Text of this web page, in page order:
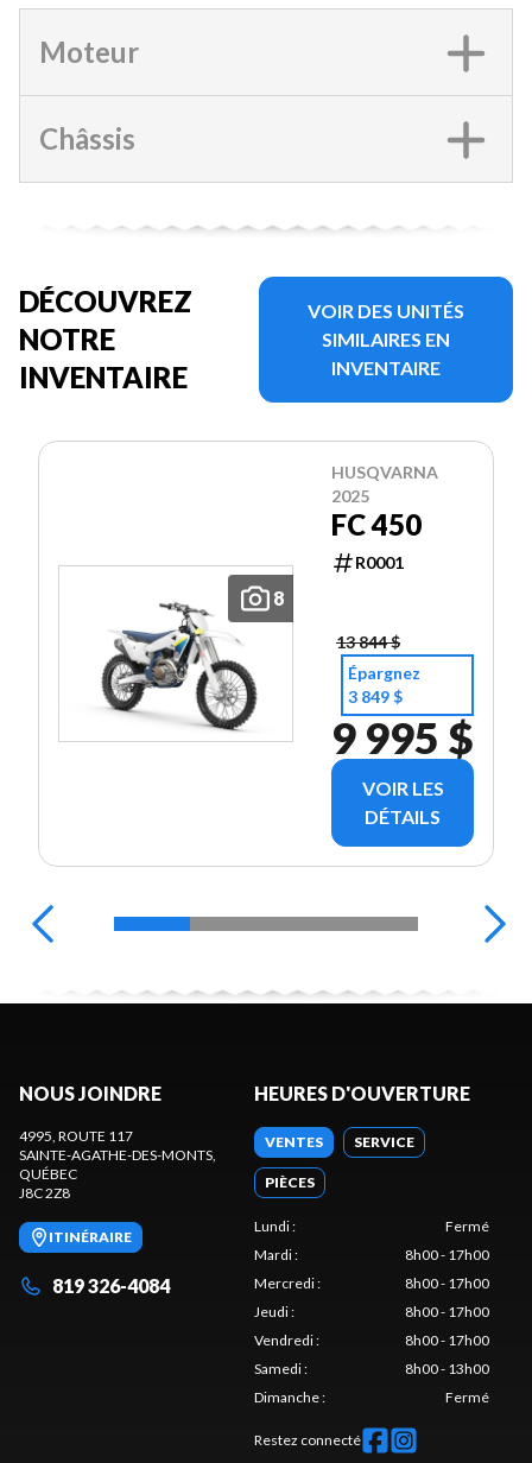
Moteur
Châssis
DÉCOUVREZ
NOTRE
INVENTAIRE
VOIR DES UNITÉS
SIMILAIRES EN
INVENTAIRE
8
HUSQVARNA
2025
FC 450
R0001
13 844 $
Épargnez
3 849 $
9 995 $
VOIR LES
DÉTAILS
NOUS JOINDRE
4995, ROUTE 117
SAINTE-AGATHE-DES-MONTS
QUÉBEC
J8C 2Z8
ITINÉRAIRE
819 326-4084
HEURES D'OUVERTURE
VENTES SERVICE
PIÈCES
Lundi:
Fermé
Mardi:
8h00 - 17h00
Mercredi:
8h00 - 17h00
Jeudi:
8h00 - 17h00
Vendredi:
8h00 - 17h00
Samedi:
8h00 - 13h00
Dimanche: Fermé
Restez connecté